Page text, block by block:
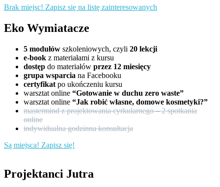
Brak miejsc! Zapisz się na listę zainteresowanych
Eko Wymiatacze
5 modułów szkoleniowych, czyli 20 lekcji
e-book z materiałami z kursu
dostęp do materiałów przez 12 miesięcy
grupa wsparcia na Facebooku
certyfikat po ukończeniu kursu
warsztat online “Gotowanie w duchu zero waste”
warsztat online “Jak robić własne, domowe kosmetyki?”
mastermind z projektowania cyrkularnego – 2 spotkania
online
indywidualna godzinna konsultacja
Są miejsca! Zapisz się!
Projektanci Jutra